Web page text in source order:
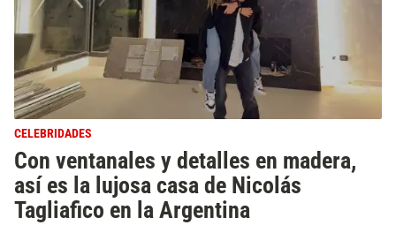
CELEBRIDADES
Con ventanales y detalles en madera,
así es la lujosa casa de Nicolás
Tagliafico en la Argentina